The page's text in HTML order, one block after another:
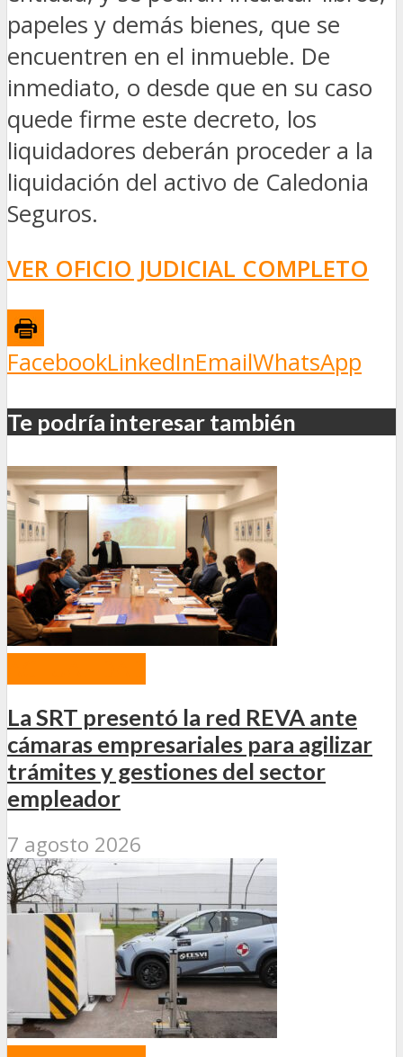
papeles y demás bienes, que se
encuentren en el inmueble. De
inmediato, o desde que en su caso
quede firme este decreto, los
liquidadores deberán proceder a la
liquidación del activo de Caledonia
Seguros.
VER OFICIO JUDICIAL COMPLETO
FacebookLinkedInEmailWhatsApp
Te podría interesar también
La SRT presentó la red REVA ante
cámaras empresariales para agilizar
trámites y gestiones del sector
empleador
7 agosto 2026